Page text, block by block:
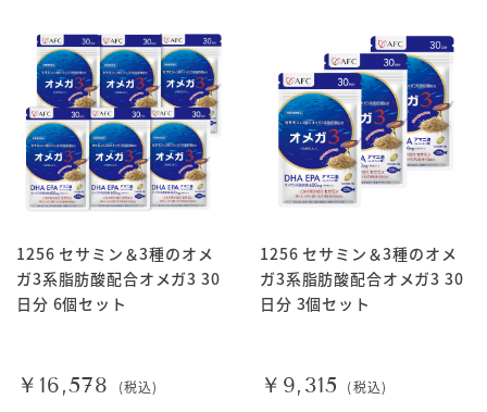
1256 セサミン＆3種のオメ
ガ3系脂肪酸配合オメガ3 30
日分 6個セット
￥16,578 (税込)
1256 セサミン＆3種のオメ
ガ3系脂肪酸配合オメガ3 30
日分 3個セット
￥9,315 (税込)